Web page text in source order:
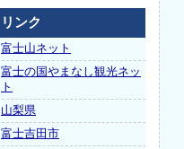
リンク
富士山ネット
富士の国やまなし観光ネッ
ト
山梨県
富士吉田市